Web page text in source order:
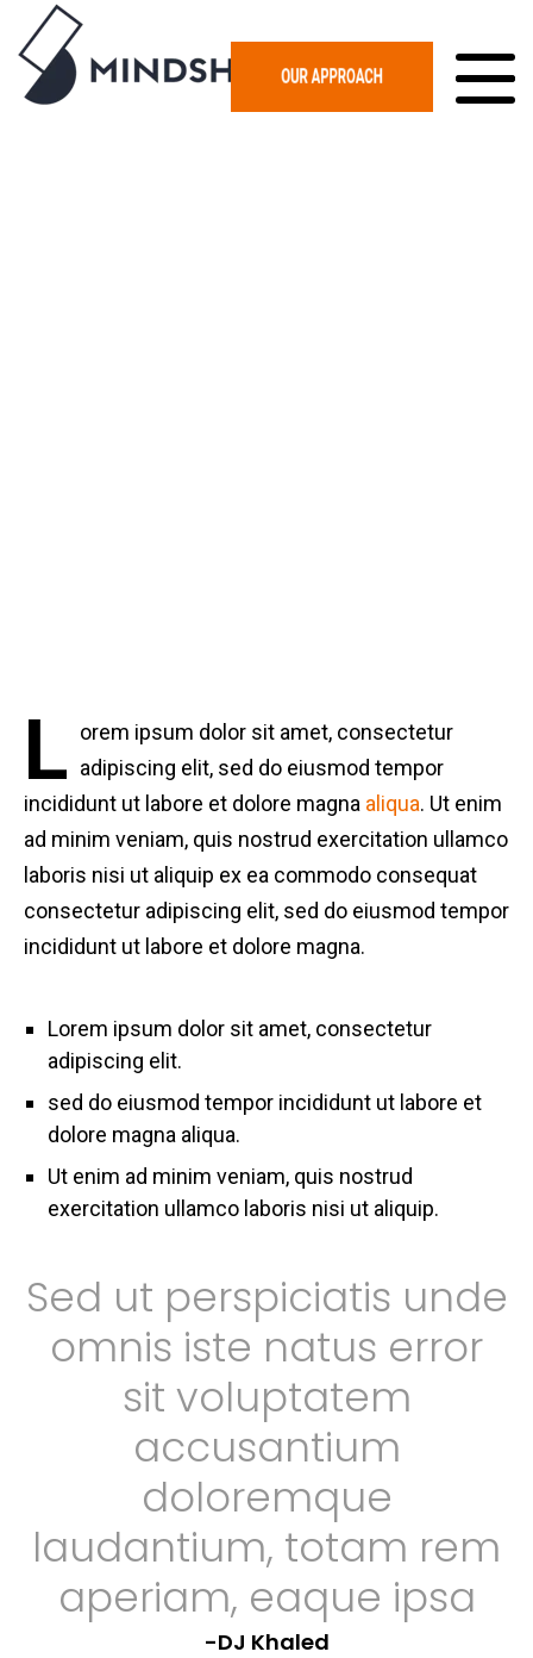
L orem ipsum dolor sit amet, consectetur
adipiscing elit, sed do eiusmod tempor
incididunt ut labore et dolore magna aliqua. Ut enim
ad minim veniam, quis nostrud exercitation ullamco
laboris nisi ut aliquip ex ea commodo consequat
consectetur adipiscing elit, sed do eiusmod tempor
incididunt ut labore et dolore magna.
Lorem ipsum dolor sit amet, consectetur
adipiscing elit.
sed do eiusmod tempor incididunt ut labore et
dolore magna aliqua.
Ut enim ad minim veniam, quis nostrud
exercitation ullamco laboris nisi ut aliquip.
Sed ut perspiciatis unde
omnis iste natus error
sit voluptatem
accusantium
doloremque
laudantium, totam rem
aperiam, eaque ipsa
-DJ Khaled